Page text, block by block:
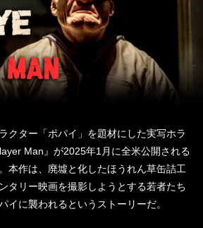
クター「ポパイ」を題材にした実写ホラ
Man』が2025年1月に全米公開される
本作は、廃墟と化したほうれん草缶詰工
タリー映画を撮影しようとする若者たち
イに襲われるというストーリーだ。